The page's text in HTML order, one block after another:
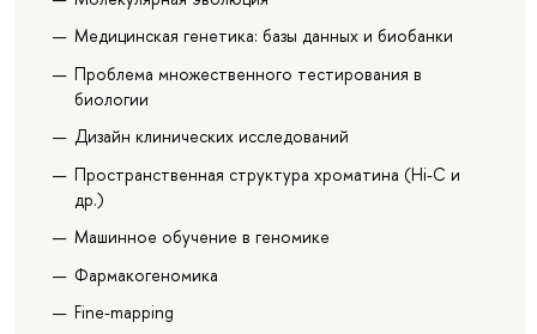
Медицинская генетика: базы данных и биобанки
Проблема множественного тестирования в
биологии
Дизайн клинических исследований
Пространственная структура хроматина (Hi-C и
др.)
Машинное обучение в геномике
Фармакогеномика
Fine-mapping